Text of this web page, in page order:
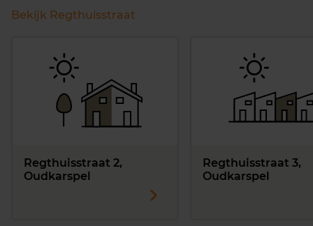
Bekijk Regthuisstraat
Regthuisstraat 2,
Oudkarspel
Regthuisstraat 3,
Oudkarspel